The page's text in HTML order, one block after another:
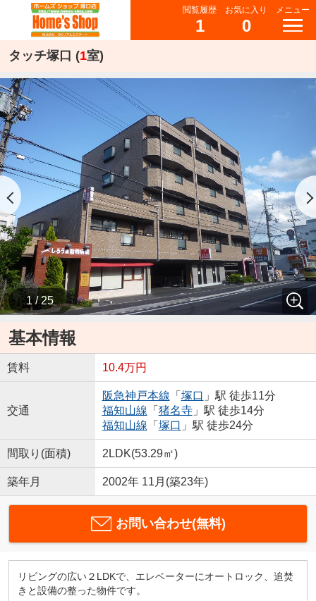
閲覧履歴
1
お気に入り
0
メニュー
タッチ塚口 (1室)
1 / 25
基本情報
賃料 10.4万円
交通
阪急神戸本線 「 塚口 」駅 徒歩11分
福知山線 「 猪名寺」駅 徒歩14分
福知山線 「 塚口 」駅 徒歩24分
間取り(面積) 2LDK(53.29㎡)
築年月 2002年 11月(築23年)
お問い合わせ(無料)
リビングの広い２LDKで、エレベーターにオートロック、追焚
きと設備の整った物件です。